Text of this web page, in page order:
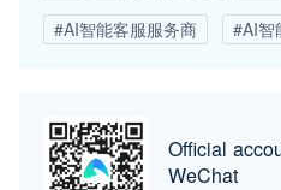
#AI智能客服服务商
#AI智
Official
WeChat